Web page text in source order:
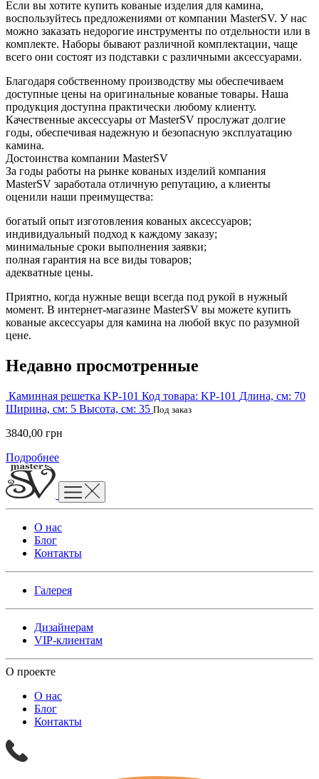
Если вы хотите купить кованые изделия для камина,
воспользуйтесь предложениями от компании MasterSV. У нас
можно заказать недорогие инструменты по отдельности или в
комплекте. Наборы бывают различной комплектации, чаще
всего они состоят из подставки с различными аксессуарами.
Благодаря собственному производству мы обеспечиваем
доступные цены на оригинальные кованые товары. Наша
продукция доступна практически любому клиенту.
Качественные аксессуары от MasterSV прослужат долгие
годы, обеспечивая надежную и безопасную эксплуатацию
камина.
Достоинства компании MasterSV
За годы работы на рынке кованых изделий компания
MasterSV заработала отличную репутацию, а клиенты
оценили наши преимущества:
богатый опыт изготовления кованых аксессуаров;
индивидуальный подход к каждому заказу;
минимальные сроки выполнения заявки;
полная гарантия на все виды товаров;
адекватные цены.
Приятно, когда нужные вещи всегда под рукой в нужный
момент. В интернет-магазине MasterSV вы можете купить
кованые аксессуары для камина на любой вкус по разумной
цене.
Недавно просмотренные
Каминная решетка KP-101 Код товара: KP-101 Длина, см: 70
Ширина, см: 5 Высота, см: 35 Под заказ
3840,00 грн
Подробнее
О нас
Блог
Контакты
Галерея
Дизайнерам
VIP-клиентам
О проекте
О нас
Блог
Контакты